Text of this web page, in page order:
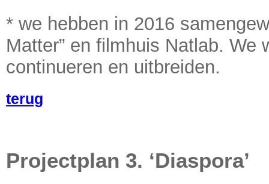
* we hebben in 2016
Matter” en filmhuis Natlab. We
continueren en uitbreiden.
terug
Projectplan 3. ‘Diaspora’